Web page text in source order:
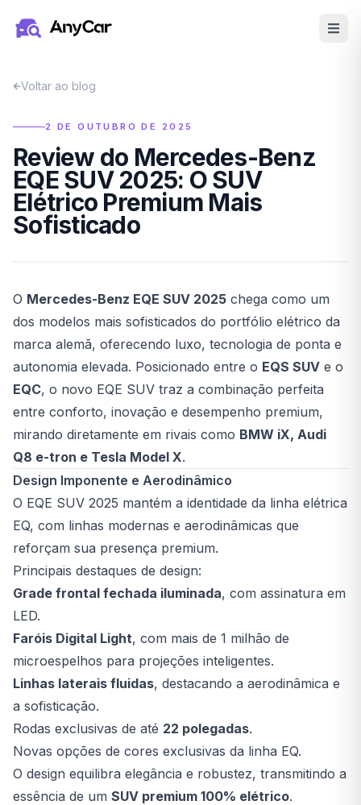
Voltar ao blog
2 DE OUTUBRO DE 2025
Review do Mercedes-Benz
EQE SUV 2025: O SUV
Elétrico Premium Mais
Sofisticado
O Mercedes-Benz EQE SUV 2025 chega como um
dos modelos mais sofisticados do portfólio elétrico da
marca alemã, oferecendo luxo, tecnologia de ponta e
autonomia elevada. Posicionado entre o EQS SUV e o
EQC, o novo EQE SUV traz a combinação perfeita
entre conforto, inovação e desempenho premium,
mirando diretamente em rivais como BMW iX, Audi
Q8 e-tron e Tesla Model X.
Design Imponente e Aerodinâmico
O EQE SUV 2025 mantém a identidade da linha elétrica
EQ, com linhas modernas e aerodinâmicas que
reforçam sua presença premium.
Principais destaques de design:
Grade frontal fechada iluminada, com assinatura em
LED.
Faróis Digital Light, com mais de 1 milhão de
microespelhos para projeções inteligentes.
Linhas laterais fluidas, destacando a aerodinâmica e
a sofisticação.
Rodas exclusivas de até 22 polegadas.
Novas opções de cores exclusivas da linha EQ.
O design equilibra elegância e robustez, transmitindo a
essência de um SUV premium 100% elétrico.